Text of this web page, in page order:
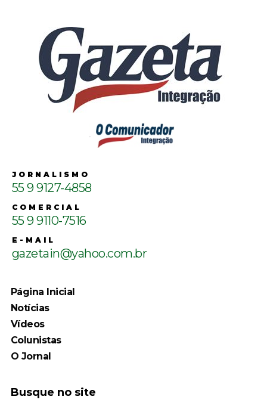
JORNALISMO
55 9 9127-4858
COMERCIAL
55 9 9110-7516
E-MAIL
gazetain@yahoo.com.br
Página Inicial
Notícias
Vídeos
Colunistas
O Jornal
Busque no site